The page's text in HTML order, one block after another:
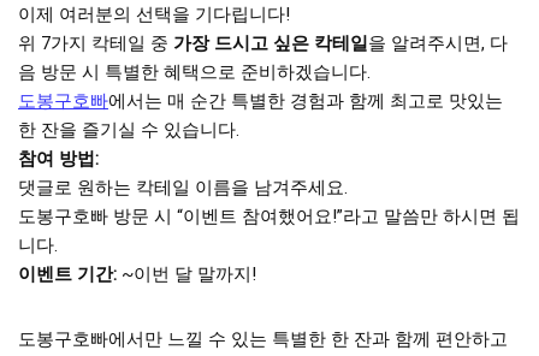
이제 여러분의 선택을 기다립니다!
위 7가지 칵테일 중 가장 드시고 싶은 칵테일을 알려주시면, 다
음 방문 시 특별한 혜택으로 준비하겠습니다.
도봉구호빠에서는 매 순간 특별한 경험과 함께 최고로 맛있는
한 잔을 즐기실 수 있습니다.
참여 방법:
댓글로 원하는 칵테일 이름을 남겨주세요.
도봉구호빠 방문 시 “이벤트 참여했어요!”라고 말씀만 하시면 됩
니다.
이벤트 기간: ~이번 달 말까지!
도봉구호빠에서만 느낄 수 있는 특별한 한 잔과 함께 편안하고